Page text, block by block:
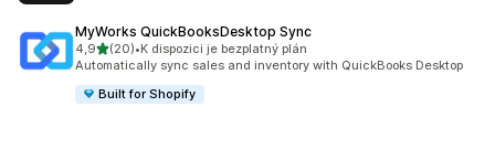
MyWorks QuickBooksDesktop Sync
4,9z 5 hvězd
(20)
Celkový počet recenzí: 20
•K dispozici je bezplatný plán
Automatically sync sales and inventory with QuickBooks Desktop
Built for Shopify